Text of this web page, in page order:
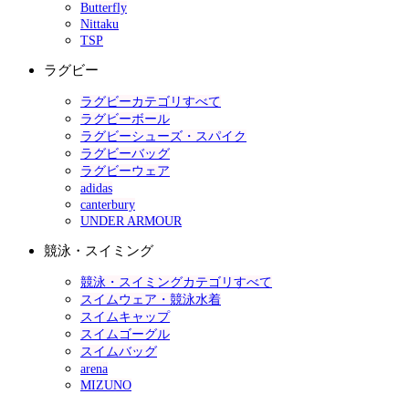
Butterfly
Nittaku
TSP
ラグビー
ラグビーカテゴリすべて
ラグビーボール
ラグビーシューズ・スパイク
ラグビーバッグ
ラグビーウェア
adidas
canterbury
UNDER ARMOUR
競泳・スイミング
競泳・スイミングカテゴリすべて
スイムウェア・競泳水着
スイムキャップ
スイムゴーグル
スイムバッグ
arena
MIZUNO